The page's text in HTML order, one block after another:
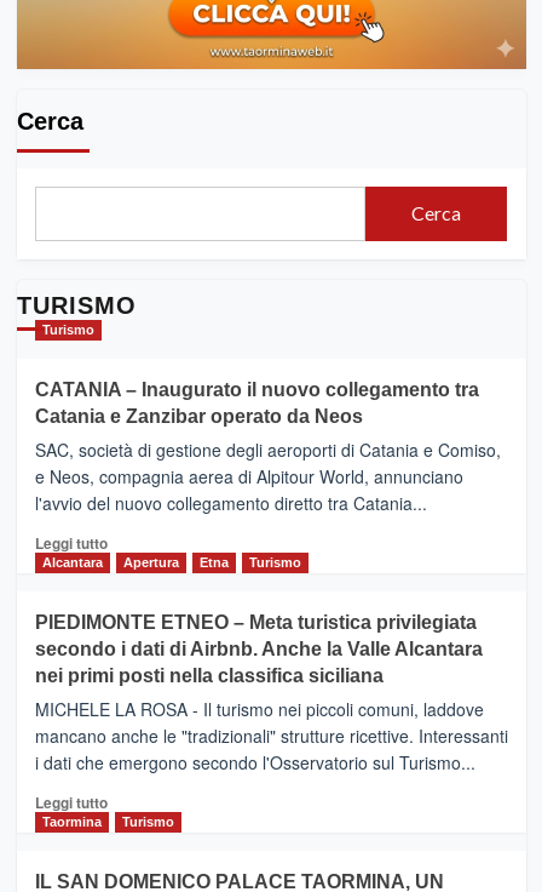
Cerca
Cerca
TURISMO
Turismo
CATANIA – Inaugurato il nuovo collegamento tra
Catania e Zanzibar operato da Neos
SAC, società di gestione degli aeroporti di Catania e Comiso,
e Neos, compagnia aerea di Alpitour World, annunciano
l'avvio del nuovo collegamento diretto tra Catania...
Leggi tuttoLeggi
CATANIA
–
Inaugurato
il
nuovo
collegamento
tra
e
Zanzibar
da
Alcantara Apertura Etna Turismo
PIEDIMONTE ETNEO – Meta turistica privilegiata
secondo i dati di Airbnb. Anche la Valle Alcantara
nei primi posti nella classifica siciliana
MICHELE LA ROSA - Il turismo nei piccoli comuni, laddove
mancano anche le "tradizionali" strutture ricettive. Interessanti
i dati che emergono secondo l'Osservatorio sul Turismo...
Leggi tuttoLeggi
Taormina Turismo
IL SAN DOMENICO PALACE TAORMINA, UN